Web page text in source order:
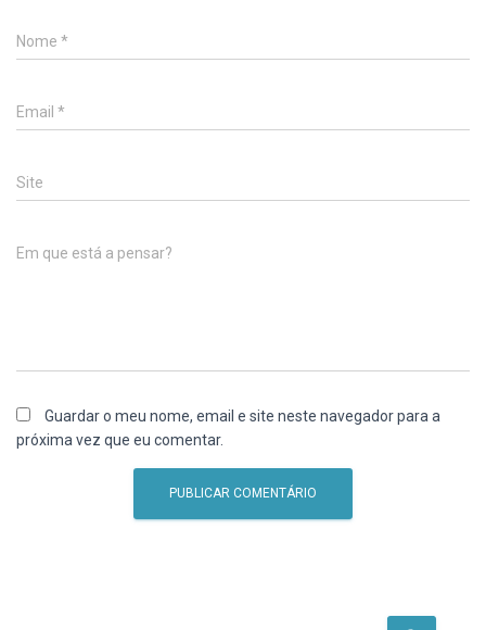
Nome *
Email *
Site
Em que está a pensar?
Guardar o meu nome, email e site neste navegador para a
próxima vez que eu comentar.